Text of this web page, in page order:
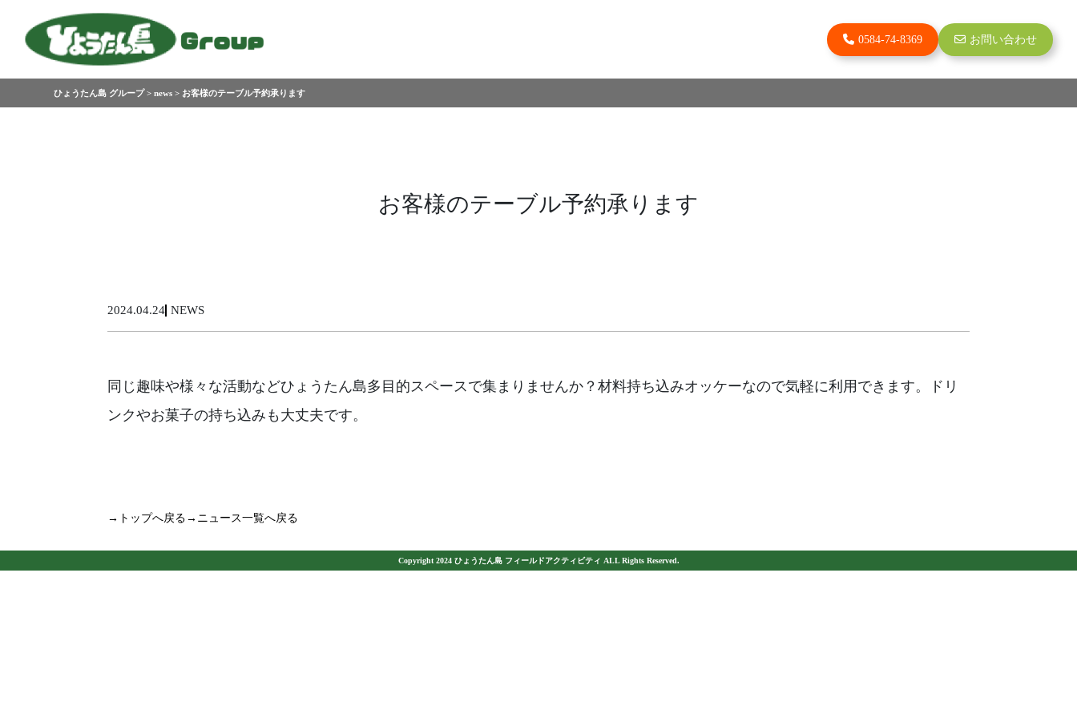
0584-74-8369 お問い合わせ
ひょうたん島 グループ>news > お客様のテーブル予約承ります
お客様のテーブル予約承ります
2024.04.24 NEWS
同じ趣味や様々な活動などひょうたん島多目的スペースで集まりませんか？材料持ち込みオッケーなので気軽に利用できます。ドリ
ンクやお菓子の持ち込みも大丈夫です。
→トップへ戻る →ニュース一覧へ戻る
Copyright 2024 ひょうたん島 フィールドアクティビティ ALL Rights Reserved.